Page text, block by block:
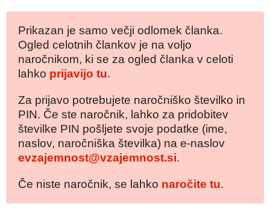
Prikazan je samo večji odlomek članka.
Ogled celotnih člankov je na voljo
naročnikom, ki se za ogled članka v celoti
lahko prijavijo tu.
Za prijavo potrebujete naročniško številko in
PIN. Če ste naročnik, lahko za pridobitev
številke PIN pošljete svoje podatke (ime,
naslov, naročniška številka) na e-naslov
evzajemnost@vzajemnost.si.
Če niste naročnik, se lahko naročite tu.